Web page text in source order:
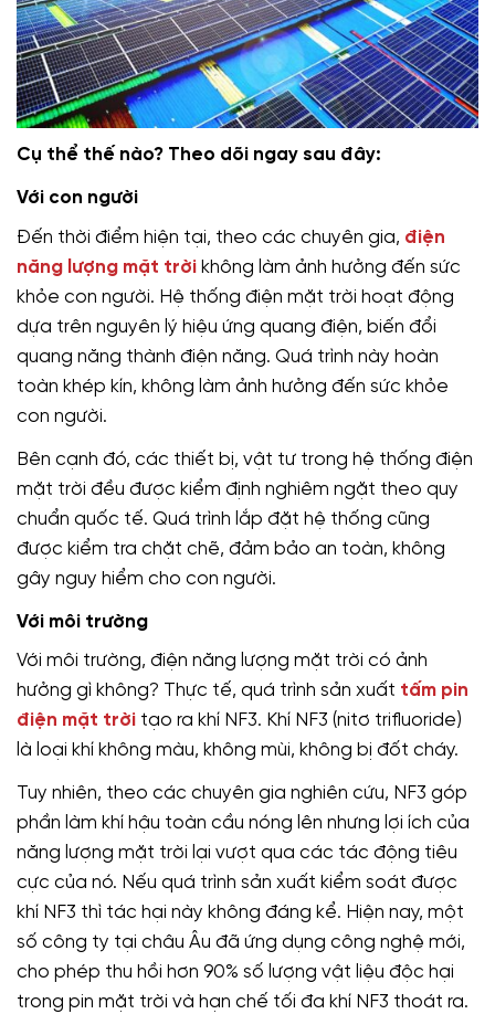
Cụ thể thế nào? Theo dõi ngay sau đây:
Với con người
Đến thời điểm hiện tại, theo các chuyên gia, điện
năng lượng mặt trời không làm ảnh hưởng đến sức
khỏe con người. Hệ thống điện mặt trời hoạt động
dựa trên nguyên lý hiệu ứng quang điện, biến đổi
quang năng thành điện năng. Quá trình này hoàn
toàn khép kín, không làm ảnh hưởng đến sức khỏe
con người.
Bên cạnh đó, các thiết bị, vật tư trong hệ thống điện
mặt trời đều được kiểm định nghiêm ngặt theo quy
chuẩn quốc tế. Quá trình lắp đặt hệ thống cũng
được kiểm tra chặt chẽ, đảm bảo an toàn, không
gây nguy hiểm cho con người.
Với môi trường
Với môi trường, điện năng lượng mặt trời có ảnh
hưởng gì không? Thực tế, quá trình sản xuất tấm pin
điện mặt trời tạo ra khí NF3. Khí NF3 (nitơ trifluoride)
là loại khí không màu, không mùi, không bị đốt cháy.
Tuy nhiên, theo các chuyên gia nghiên cứu, NF3 góp
phần làm khí hậu toàn cầu nóng lên nhưng lợi ích của
năng lượng mặt trời lại vượt qua các tác động tiêu
cực của nó. Nếu quá trình sản xuất kiểm soát được
khí NF3 thì tác hại này không đáng kể. Hiện nay, một
số công ty tại châu Âu đã ứng dụng công nghệ mới,
cho phép thu hồi hơn 90% số lượng vật liệu độc hại
trong pin mặt trời và hạn chế tối đa khí NF3 thoát ra.